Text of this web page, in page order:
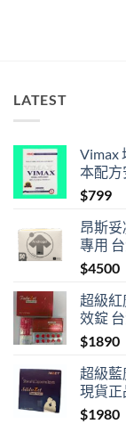
購
LATEST
Vimax
本配方
$799
昂斯妥
專用
$4500
超級紅
效錠
$1890
超級藍
現貨正
$1980